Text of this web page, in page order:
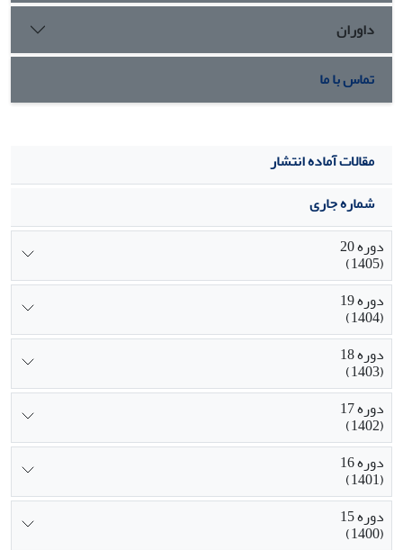
داوران
تماس با ما
مقالات آماده انتشار
شماره جاری
دوره 20
(1405)
دوره 19
(1404)
دوره 18
(1403)
دوره 17
(1402)
دوره 16
(1401)
دوره 15
(1400)